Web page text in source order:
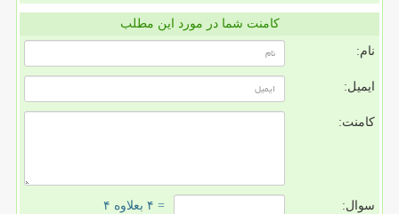
کامنت شما در مورد این مطلب
نام:
ایمیل:
کامنت:
سوال: = ۴ بعلاوه ۴